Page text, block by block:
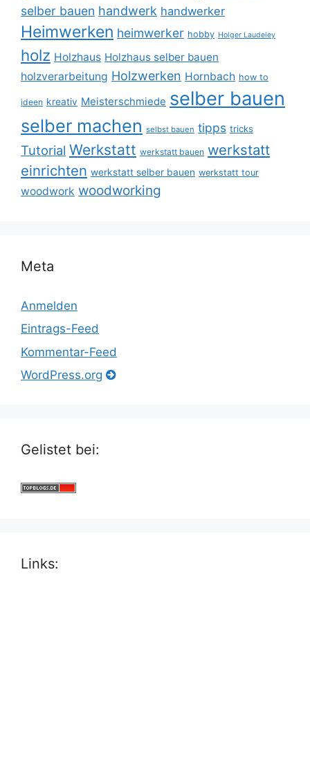
selber bauen handwerk handwerker
Heimwerken heimwerker hobby Holger Laudeley
holz Holzhaus Holzhaus selber bauen
holzverarbeitung Holzwerken Hornbach how to
ideen kreativ Meisterschmiede selber bauen
selber machen selbst bauen tipps tricks
Tutorial Werkstatt werkstatt bauen werkstatt
einrichten werkstatt selber bauen werkstatt tour
woodwork woodworking
Meta
Anmelden
Eintrags-Feed
Kommentar-Feed
WordPress.org
Gelistet bei:
Links: